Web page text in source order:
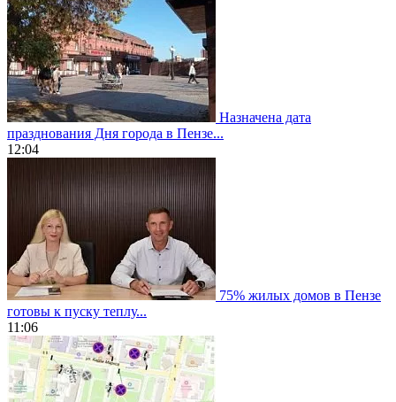
Назначена дата
празднования Дня города в Пензе...
12:04
75% жилых домов в Пензе
готовы к пуску теплу...
11:06